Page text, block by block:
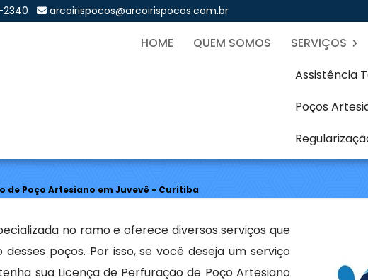
2340 arcoirispocos@arcoirispocos.com.br
HOME QUEM SOMOS
SERVIÇOS
Assistência
Poços
de Poço Artesiano
de Poço Artesiano em Juvevê - Curitiba
Solicite um
no ramo e oferece diversos serviços que
poços. Por isso, se você deseja um serviço
sua Licença de Perfuração de Poço Artesiano